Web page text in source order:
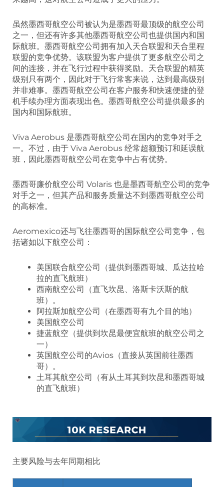
虽然墨西哥航空公司被认为是墨西哥最顶级的航空公司
之一，但还有许多其他墨西哥航空公司也提供国内和国
际航班。墨西哥航空公司拥有加入天合联盟和天合里程
联盟的竞争优势。该联盟为客户提供了更多航空公司之
间的连接，并在飞行过程中获得奖励。天合联盟的精英
级别只有两个，因此对于飞行常客来说，达到最高级别
并非难事。墨西哥航空公司在客户服务和快速便捷的登
机手续办理方面表现出色。墨西哥航空公司提供最多的
国内和国际航班。
Viva Aerobus 是墨西哥航空公司在国内的竞争对手之
一。不过，由于 Viva Aerobus 经常超额预订和延误航
班，因此墨西哥航空公司在竞争中占有优势。
墨西哥廉价航空公司 Volaris 也是墨西哥航空公司的竞争
对手之一，但其产品和服务质量达不到墨西哥航空公司
的高标准。
Aeromexico还与飞往墨西哥的国际航空公司竞争，包
括诸如以下航空公司：
美国联合航空公司（提供到墨西哥城、瓜达拉哈
拉的直飞航班）
西南航空公司（直飞坎昆、洛斯卡沃斯的航
班）。
阿拉斯加航空公司（在墨西哥有九个目的地）
美国航空公司
捷蓝航空（提供到坎昆最便宜航班的航空公司之
一）
英国航空公司的Avios（直接从英国前往墨西
哥）。
土耳其航空公司（有从土耳其到坎昆和墨西哥城
的直飞航班）
主要风险与去年同期相比